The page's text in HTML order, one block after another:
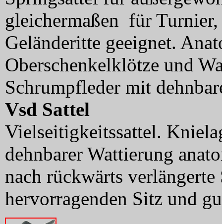
gleichermaßen für
Geländeritte geeignet.
Oberschenkelklötze und
Schrumpfleder mit
Vsd Sattel
Vielseitigkeitssattel.
dehnbarer Wattierung
nach rückwärts
hervorragenden Sitz und